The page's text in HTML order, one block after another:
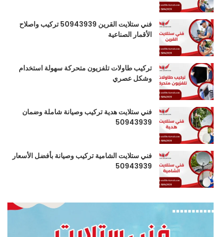
فني ستلايت القرين 50943939 تركيب واصلاح
الأقمار الصناعية
تركيب طاولات تلفزيون متحركة سهولة استخدام
وشكل عصري
فني ستلايت هدية تركيب وصيانة شاملة وضمان
50943939
فني ستلايت الشامية تركيب وصيانة بأفضل الأسعار
50943939